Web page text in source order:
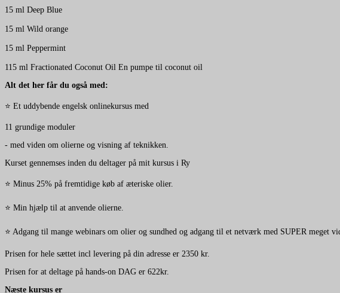
15 ml Deep Blue
15 ml Wild orange
15 ml Peppermint
115 ml Fractionated Coconut Oil En pumpe til coconut oil
Alt det her får du også med:
⭐ Et uddybende engelsk onlinekursus med
11 grundige moduler
- med viden om olierne og visning af teknikken.
Kurset gennemses inden du deltager på mit kursus i Ry
⭐ Minus 25% på fremtidige køb af æteriske olier.
⭐ Min hjælp til at anvende olierne.
⭐ Adgang til mange webinars om olier og sundhed og adgang til et netværk med SUPER meget
Prisen for hele sættet incl levering på din adresse er 2350 kr.
Prisen for at deltage på hands-on DAG er 622kr.
Næste kursus er